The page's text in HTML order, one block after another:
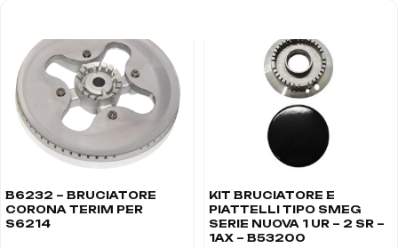
B6232 – BRUCIATORE
CORONA TERIM PER
S6214
KIT BRUCIATORE E
PIATTELLI TIPO SMEG
SERIE NUOVA 1 UR – 2 SR –
1AX – B53200